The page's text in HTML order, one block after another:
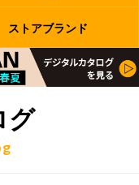
ストアブランド
グ